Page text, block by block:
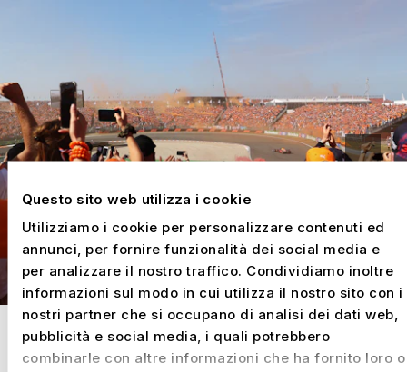
Questo sito web utilizza i cookie
Utilizziamo i cookie per personalizzare contenuti ed
annunci, per fornire funzionalità dei social media e
per analizzare il nostro traffico. Condividiamo inoltre
informazioni sul modo in cui utilizza il nostro sito con i
nostri partner che si occupano di analisi dei dati web,
pubblicità e social media, i quali potrebbero
combinarle con altre informazioni che ha fornito loro o
Sicurezza in presenza di carichi
del vento elevati